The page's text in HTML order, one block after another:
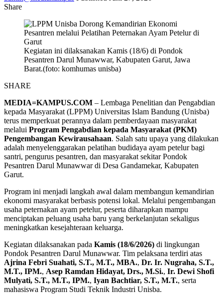
Share
Kegiatan ini dilaksanakan Kamis (18/6) di Pondok
Pesantren Darul Munawwar, Kabupaten Garut, Jawa
Barat.(foto: komhumas unisba)
SHARE
MEDIA=KAMPUS.COM – Lembaga Penelitian dan Pengabdian
kepada Masyarakat (LPPM) Universitas Islam Bandung (Unisba)
terus memperkuat perannya dalam pemberdayaan masyarakat
melalui Program Pengabdian kepada Masyarakat (PKM)
Pengembangan Kewirausahaan. Salah satu upaya yang dilakukan
adalah menyelenggarakan pelatihan budidaya ayam petelur bagi
santri, pengurus pesantren, dan masyarakat sekitar Pondok
Pesantren Darul Munawwar di Desa Gandamekar, Kabupaten
Garut.
Program ini menjadi langkah awal dalam membangun kemandirian
ekonomi masyarakat berbasis potensi lokal. Melalui pengembangan
usaha peternakan ayam petelur, peserta diharapkan mampu
menciptakan peluang usaha baru yang berkelanjutan sekaligus
meningkatkan kesejahteraan keluarga.
Kegiatan dilaksanakan pada Kamis (18/6/2026) di lingkungan
Pondok Pesantren Darul Munawwar. Tim pelaksana terdiri atas
Ajrina Febri Suahati, S.T., M.T., MBA., Dr. Ir. Nugraha, S.T.,
M.T., IPM., Asep Ramdan Hidayat, Drs., M.Si., Ir. Dewi Shofi
Mulyati, S.T., M.T., IPM., Iyan Bachtiar, S.T., M.T., serta
mahasiswa Program Studi Teknik Industri Unisba.